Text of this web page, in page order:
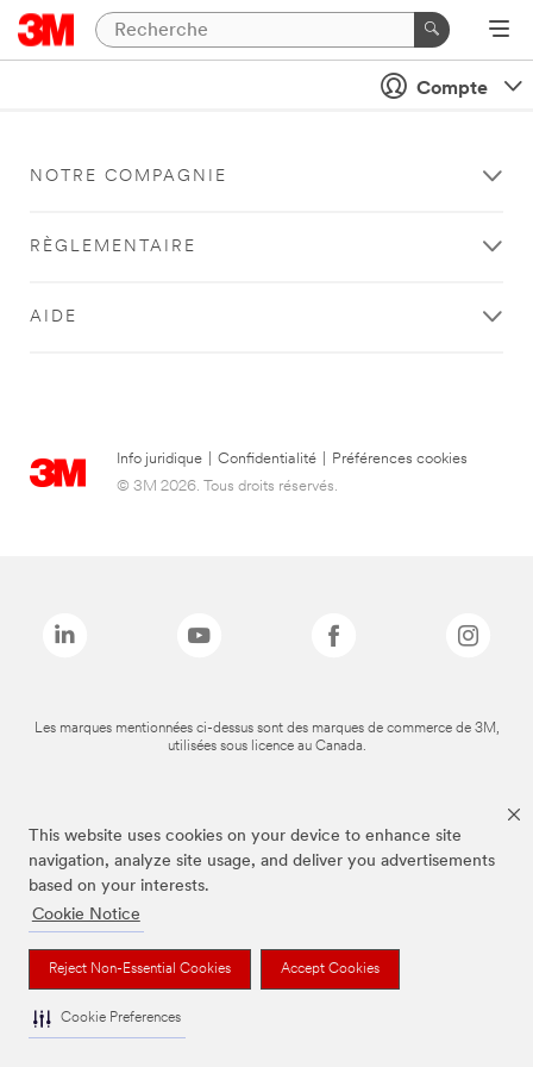
This website uses cookies on your device to enhance site
navigation, analyze site usage, and deliver you advertisements
based on your interests.
Cookie Notice
Reject Non-Essential Cookies Accept Cookies
Cookie Preferences
Compte
NOTRE COMPAGNIE
RÈGLEMENTAIRE
AIDE
Info juridique Confidentialité
Préférences cookies
© 3M 2026. Tous droits réservés.
Les marques mentionnées ci-dessus sont des marques de commerce de 3M,
utilisées sous licence au Canada.